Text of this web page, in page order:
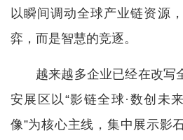
以瞬间调动全球产业链资源
弈，而是智慧的竞逐。
越来越多企业已经在改写
安展区以“影链全球·数创未
像”为核心主线，集中展示影